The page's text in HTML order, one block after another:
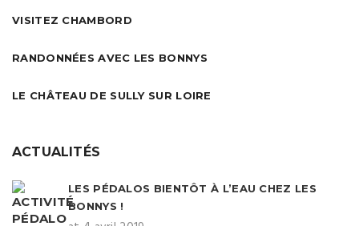
VISITEZ CHAMBORD
RANDONNÉES AVEC LES BONNYS
LE CHÂTEAU DE SULLY SUR LOIRE
ACTUALITÉS
LES PÉDALOS BIENTÔT À L’EAU CHEZ LES
BONNYS !